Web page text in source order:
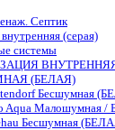
Септик
(серая)
системы
(БЕЛАЯ)
Бесшумная
Aqua Малошумная /
Бесшумная